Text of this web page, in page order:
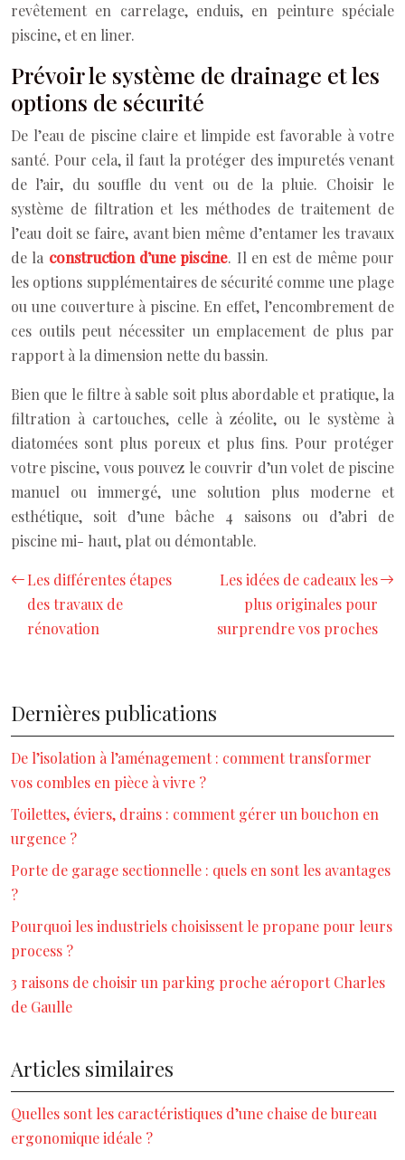
revêtement en carrelage, enduis, en peinture spéciale
piscine, et en liner.
Prévoir le système de drainage et les
options de sécurité
De l’eau de piscine claire et limpide est favorable à votre
santé. Pour cela, il faut la protéger des impuretés venant
de l’air, du souffle du vent ou de la pluie. Choisir le
système de filtration et les méthodes de traitement de
l’eau doit se faire, avant bien même d’entamer les travaux
de la construction d’une piscine. Il en est de même pour
les options supplémentaires de sécurité comme une plage
ou une couverture à piscine. En effet, l’encombrement de
ces outils peut nécessiter un emplacement de plus par
rapport à la dimension nette du bassin.
Bien que le filtre à sable soit plus abordable et pratique, la
filtration à cartouches, celle à zéolite, ou le système à
diatomées sont plus poreux et plus fins. Pour protéger
votre piscine, vous pouvez le couvrir d’un volet de piscine
manuel ou immergé, une solution plus moderne et
esthétique, soit d’une bâche 4 saisons ou d’abri de
piscine mi- haut, plat ou démontable.
Les différentes étapes
des travaux de
rénovation
Les idées de cadeaux les
plus originales pour
surprendre vos proches
Dernières publications
De l’isolation à l’aménagement : comment transformer
vos combles en pièce à vivre ?
Toilettes, éviers, drains : comment gérer un bouchon en
urgence ?
Porte de garage sectionnelle : quels en sont les avantages
?
Pourquoi les industriels choisissent le propane pour leurs
process ?
3 raisons de choisir un parking proche aéroport Charles
de Gaulle
Articles similaires
Quelles sont les caractéristiques d’une chaise de bureau
ergonomique idéale ?